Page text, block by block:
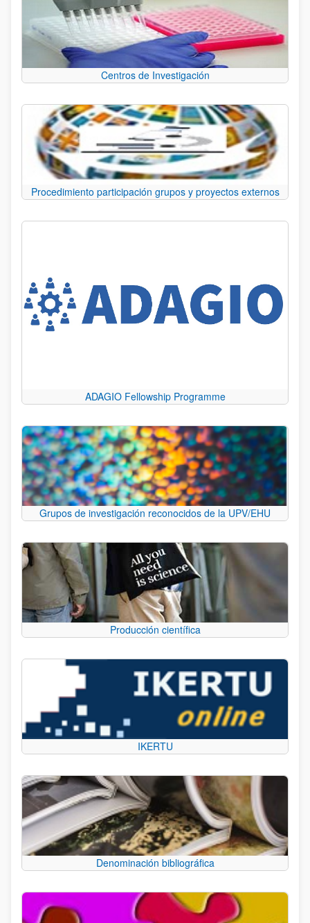
Centros de Investigación
Procedimiento participación grupos y proyectos externos
ADAGIO Fellowship Programme
Grupos de investigación reconocidos de la UPV/EHU
Producción científica
IKERTU
Denominación bibliográfica